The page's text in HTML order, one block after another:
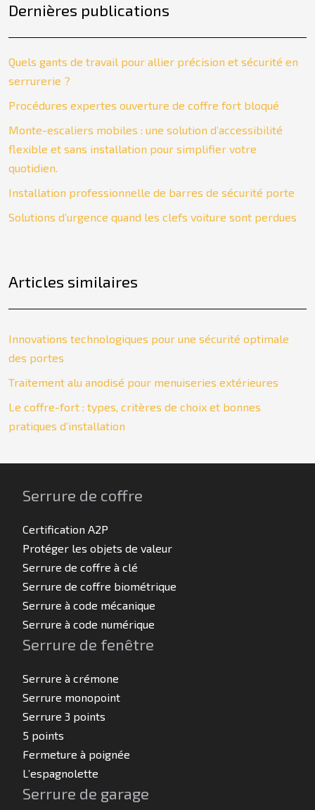
Dernières publications
Quels gants de travail pour allier précision et sécurité en
serrurerie ?
Procédures expertes ouverture de coffre fort bloqué
Monte-escaliers mobiles : une solution d’accessibilité
flexible et sans installation pour simplifier votre
quotidien.
Installation professionnelle de barres de sécurité porte
Solutions d’urgence quand les clefs voiture sont perdues
Articles similaires
Innovations technologiques pour une sécurité optimale
des portes
Traitement alu anodisé pour menuiseries extérieures
Le coffre-fort : types, critères de choix et bonnes
pratiques d’installation
Serrure de coffre
Certification A2P
Protéger les objets de valeur
Serrure de coffre à clé
Serrure de coffre biométrique
Serrure à code mécanique
Serrure à code numérique
Serrure de fenêtre
Serrure à crémone
Serrure monopoint
Serrure 3 points
5 points
Fermeture à poignée
L’espagnolette
Serrure de garage